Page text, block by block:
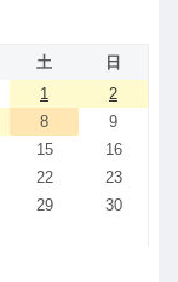
土
日
1
2
8
9
15
16
22
23
29
30